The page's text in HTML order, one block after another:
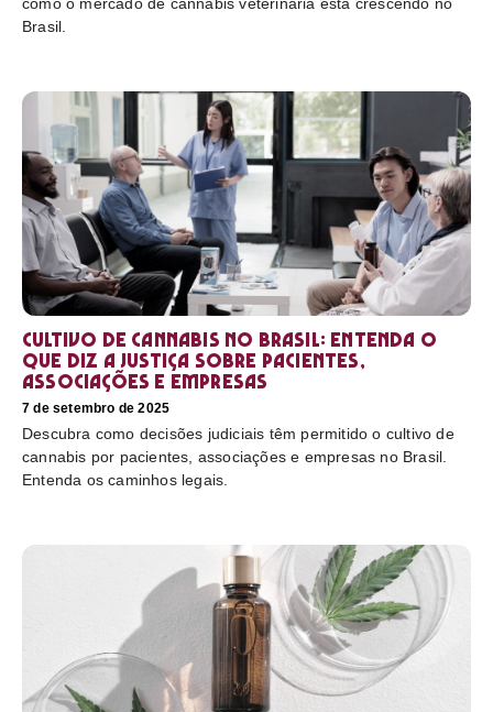
Brasil.
Cultivo de cannabis no Brasil: entenda o
que diz a Justiça sobre pacientes,
associações e empresas
7 de setembro de 2025
Descubra como decisões judiciais têm permitido o cultivo de
cannabis por pacientes, associações e empresas no Brasil.
Entenda os caminhos legais.